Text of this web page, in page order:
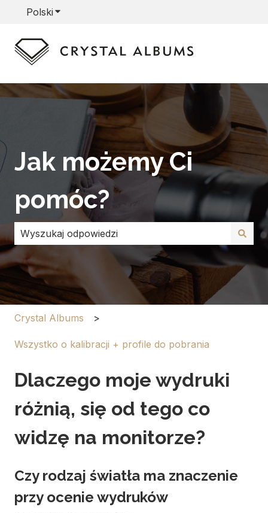
Polski Pokaż podmenu do tłumaczenia
Jak możemy Ci
pomóc?
Brak sugerowanych wyników, ponieważ pole
Crystal Albums
Wszystko o kalibracji + profile do pobrania
Dlaczego moje wydruki
różnią, się od tego co
widzę na monitorze?
Czy rodzaj światła ma znaczenie
przy ocenie wydruków